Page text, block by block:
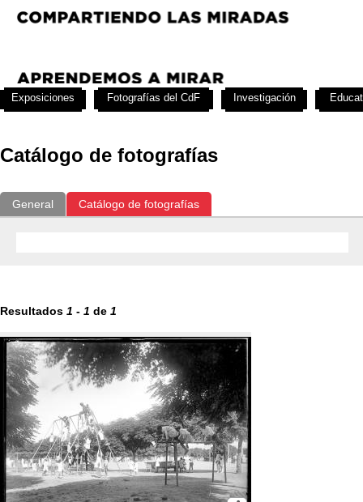
Catálogo de fotografías
General Catálogo de fotografías
Resultados 1 - 1 de 1
Exposiciones Fotografías del CdF Investigación